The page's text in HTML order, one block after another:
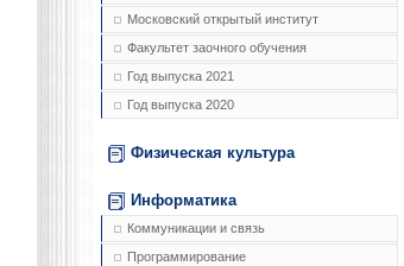
Московский открытый институт
Факультет заочного обучения
Год выпуска 2021
Год выпуска 2020
Физическая культура
Информатика
Коммуникации и связь
Программирование